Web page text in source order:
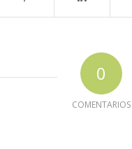
0
COMENTARIOS